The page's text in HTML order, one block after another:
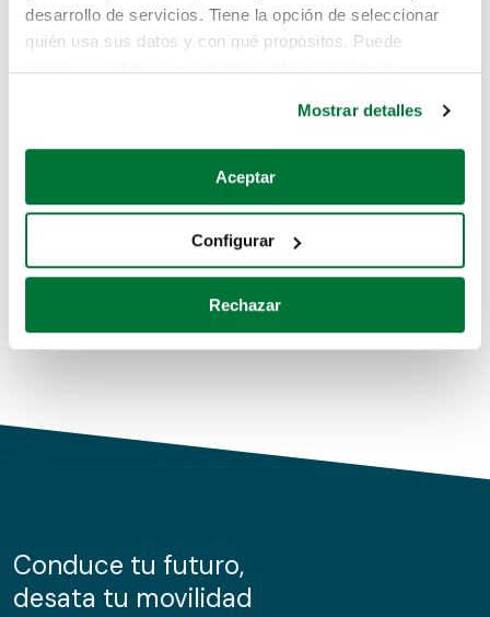
desarrollo de servicios. Tiene la opción de seleccionar
quién usa sus datos y con qué propósitos. Puede
Si lo permite, también quisiéramos:
Recopilar información sobre su ubicación geográfica
Identificar su dispositivo analizándolo activamente
para buscar características específicas (huellas
Obtenga más información sobre cómo se procesan sus
de cookies.
información sobre el uso que haga del sitio web con
nuestros partners de redes sociales, publicidad y análisis
Mostrar detalles
Aceptar
Configurar
Rechazar
Pero puedes encontrar el coche que estás
buscando en alguno de estos enlaces:
Coches de segunda mano
Coches de km0
Conduce tu futuro,
desata tu movilidad